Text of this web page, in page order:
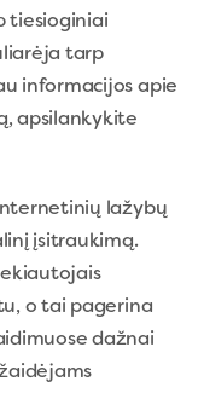
tiesioginiai
tarp
informacijos apie
apsilankykite
lažybų
įsitraukimą.
o tai pagerina
dažnai